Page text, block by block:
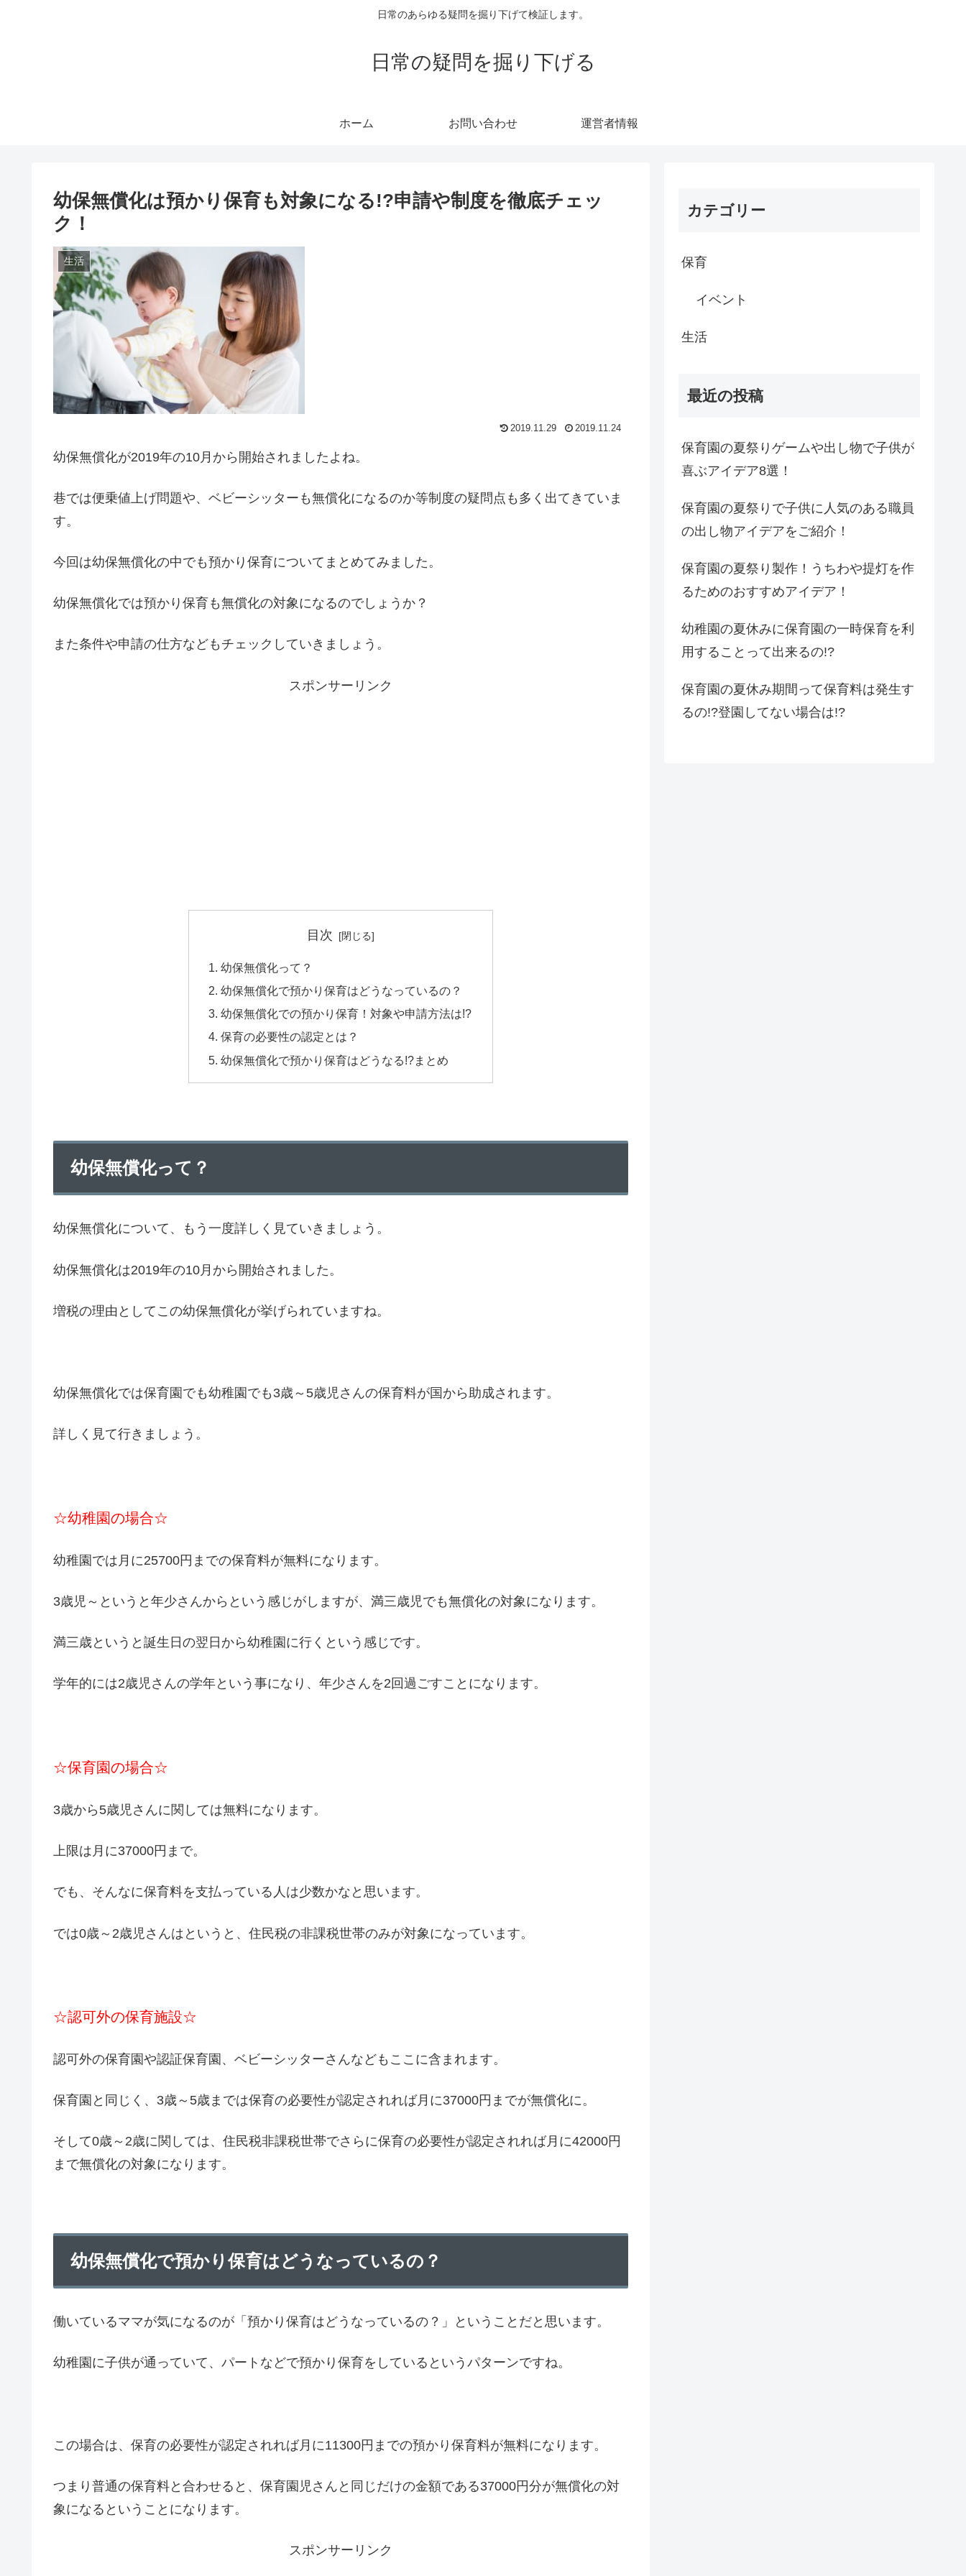
日常のあらゆる疑問を掘り下げて検証します。
日常の疑問を掘り下げる
ホーム お問い合わせ 運営者情報
幼保無償化は預かり保育も対象になる!?申請や制度を徹底チェッ
ク！
生活
2019.11.29 2019.11.24
幼保無償化が2019年の10月から開始されましたよね。
巷では便乗値上げ問題や、ベビーシッターも無償化になるのか等制度の疑問点も多く出てきていま
す。
今回は幼保無償化の中でも預かり保育についてまとめてみました。
幼保無償化では預かり保育も無償化の対象になるのでしょうか？
また条件や申請の仕方などもチェックしていきましょう。
スポンサーリンク
目次
幼保無償化って？
幼保無償化で預かり保育はどうなっているの？
幼保無償化での預かり保育！対象や申請方法は!?
保育の必要性の認定とは？
幼保無償化で預かり保育はどうなる!?まとめ
幼保無償化って？
幼保無償化について、もう一度詳しく見ていきましょう。
幼保無償化は2019年の10月から開始されました。
増税の理由としてこの幼保無償化が挙げられていますね。
幼保無償化では保育園でも幼稚園でも3歳～5歳児さんの保育料が国から助成されます。
詳しく見て行きましょう。
☆幼稚園の場合☆
幼稚園では月に25700円までの保育料が無料になります。
3歳児～というと年少さんからという感じがしますが、満三歳児でも無償化の対象になります。
満三歳というと誕生日の翌日から幼稚園に行くという感じです。
学年的には2歳児さんの学年という事になり、年少さんを2回過ごすことになります。
☆保育園の場合☆
3歳から5歳児さんに関しては無料になります。
上限は月に37000円まで。
でも、そんなに保育料を支払っている人は少数かなと思います。
では0歳～2歳児さんはというと、住民税の非課税世帯のみが対象になっています。
☆認可外の保育施設☆
認可外の保育園や認証保育園、ベビーシッターさんなどもここに含まれます。
保育園と同じく、3歳～5歳までは保育の必要性が認定されれば月に37000円までが無償化に。
そして0歳～2歳に関しては、住民税非課税世帯でさらに保育の必要性が認定されれば月に42000円
まで無償化の対象になります。
幼保無償化で預かり保育はどうなっているの？
働いているママが気になるのが「預かり保育はどうなっているの？」ということだと思います。
幼稚園に子供が通っていて、パートなどで預かり保育をしているというパターンですね。
この場合は、保育の必要性が認定されれば月に11300円までの預かり保育料が無料になります。
つまり普通の保育料と合わせると、保育園児さんと同じだけの金額である37000円分が無償化の対
象になるということになります。
スポンサーリンク
カテゴリー
保育
イベント
生活
最近の投稿
保育園の夏祭りゲームや出し物で子供が
喜ぶアイデア8選！
保育園の夏祭りで子供に人気のある職員
の出し物アイデアをご紹介！
保育園の夏祭り製作！うちわや提灯を作
るためのおすすめアイデア！
幼稚園の夏休みに保育園の一時保育を利
用することって出来るの!?
保育園の夏休み期間って保育料は発生す
るの!?登園してない場合は!?